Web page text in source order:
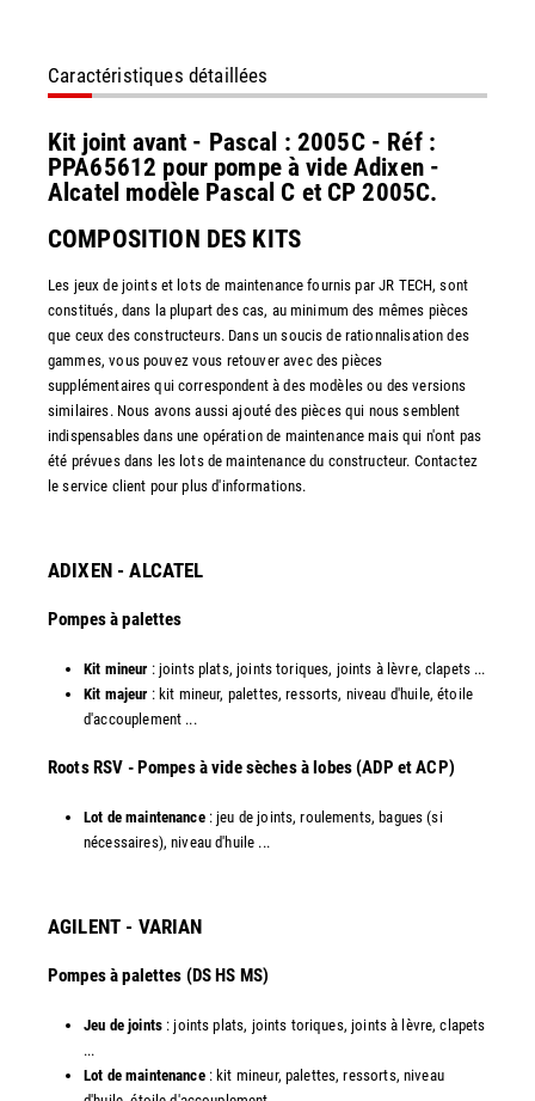
Caractéristiques détaillées
Kit joint avant - Pascal : 2005C - Réf :
PPA65612 pour pompe à vide Adixen -
Alcatel modèle Pascal C et CP 2005C.
COMPOSITION DES KITS
Les jeux de joints et lots de maintenance fournis par JR TECH, sont
constitués, dans la plupart des cas, au minimum des mêmes pièces
que ceux des constructeurs. Dans un soucis de rationnalisation des
gammes, vous pouvez vous retouver avec des pièces
supplémentaires qui correspondent à des modèles ou des versions
similaires. Nous avons aussi ajouté des pièces qui nous semblent
indispensables dans une opération de maintenance mais qui n'ont pas
été prévues dans les lots de maintenance du constructeur. Contactez
le service client pour plus d'informations.
ADIXEN - ALCATEL
Pompes à palettes
Kit mineur : joints plats, joints toriques, joints à lèvre, clapets ...
Kit majeur : kit mineur, palettes, ressorts, niveau d'huile, étoile
d'accouplement ...​
​Roots RSV - Pompes à vide sèches à lobes (ADP et ACP)
Lot de maintenance: jeu de joints, roulements, bagues (si
nécessaires), niveau d'huile ...​
AGILENT - VARIAN
Pompes à palettes (DS HS MS)
Jeu de joints : joints plats, joints toriques, joints à lèvre, clapets
...
Lot de maintenance: kit mineur, palettes, ressorts, niveau